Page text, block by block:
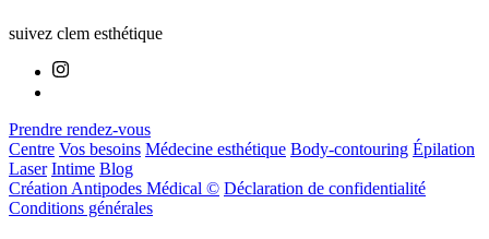
suivez clem esthétique
Prendre rendez-vous
Centre Vos besoins Médecine esthétique Body-contouring Épilation
Laser Intime Blog
Création Antipodes Médical © Déclaration de confidentialité
Conditions générales